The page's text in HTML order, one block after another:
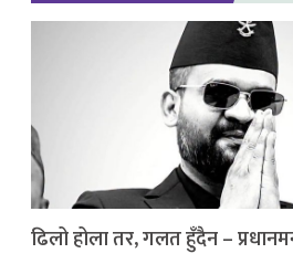
ढिलो होला तर, गलत हुँदैन –